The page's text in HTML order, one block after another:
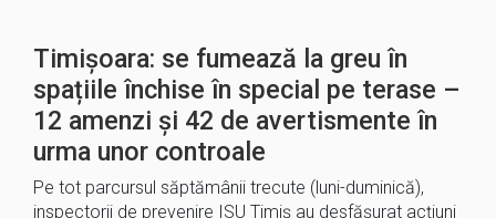
Timișoara: se fumează la greu în
spațiile închise în special pe terase –
12 amenzi și 42 de avertismente în
urma unor controale
Pe tot parcursul săptămânii trecute (luni-duminică),
inspectorii de prevenire ISU Timiș au desfășurat acțiuni